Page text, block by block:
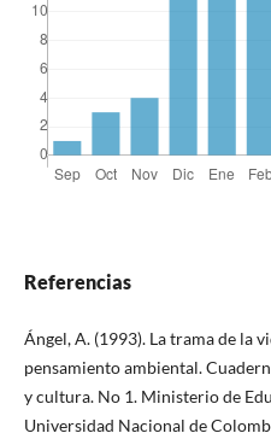
Referencias
Ángel, A. (1993). La trama de la
pensamiento ambiental.
y cultura. No 1. Ministerio de
Universidad Nacional de